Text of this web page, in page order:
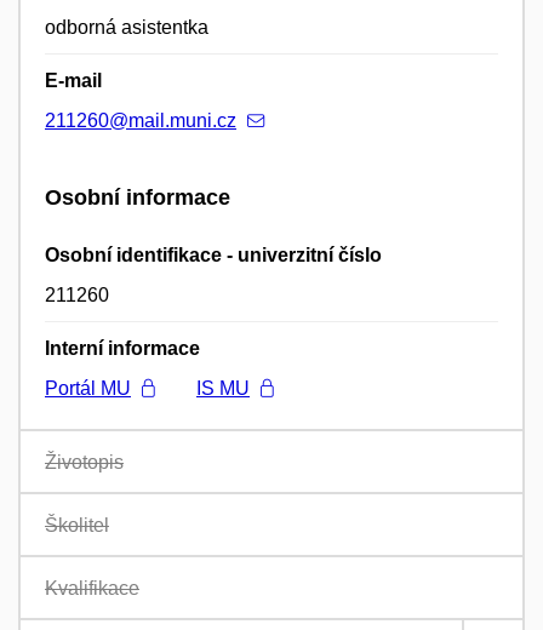
odborná asistentka
E-mail
211260@mail.muni.cz
Osobní informace
Osobní identifikace - univerzitní číslo
211260
Interní informace
Portál MU
IS MU
Životopis
Školitel
Kvalifikace